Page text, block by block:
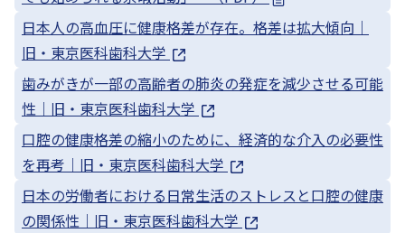
日本人の高血圧に健康格差が存在。格差は拡大傾向｜
旧・東京医科歯科大学
歯みがきが一部の高齢者の肺炎の発症を減少させる可能
性｜旧・東京医科歯科大学
口腔の健康格差の縮小のために、経済的な介入の必要性
を再考｜旧・東京医科歯科大学
日本の労働者における日常生活のストレスと口腔の健康
の関係性｜旧・東京医科歯科大学